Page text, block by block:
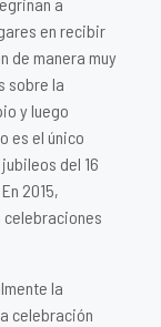
a
en recibir
de manera muy
sobre la
y luego
es el único
del 16
2015,
celebraciones
la
celebración